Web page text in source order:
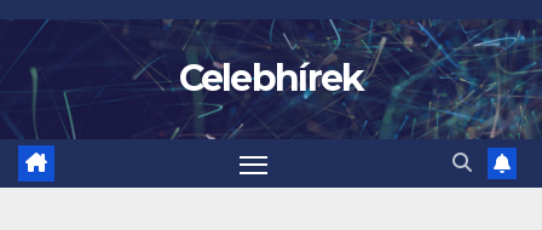
Skip
content
Celebhírek